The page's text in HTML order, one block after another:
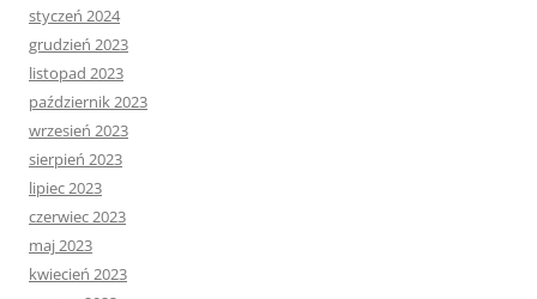
styczeń 2024
grudzień 2023
listopad 2023
październik 2023
wrzesień 2023
sierpień 2023
lipiec 2023
czerwiec 2023
maj 2023
kwiecień 2023